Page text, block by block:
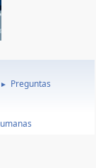
► Preguntas